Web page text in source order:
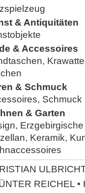
& Antiquitäten
& Accessoires
& Schmuck
Schmuck
& Garten
Keramik,
REICHEL